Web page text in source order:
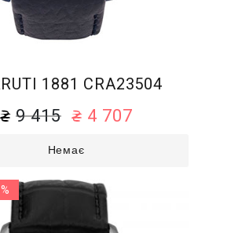
1881 CRA23504
9 415 4 707
Немає